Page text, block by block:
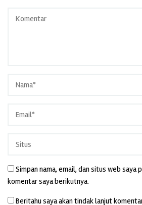
Simpan nama, email, dan situs web saya
komentar saya berikutnya.
Beritahu saya akan tindak lanjut